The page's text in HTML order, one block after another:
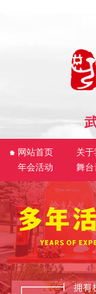
网站首页 关于
年会活动
舞台